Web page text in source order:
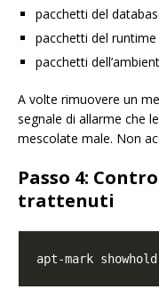
pacchetti del
pacchetti del
pacchetti
A volte rimuovere un
segnale di allarme che
mescolate male. Non
Passo 4:
trattenuti